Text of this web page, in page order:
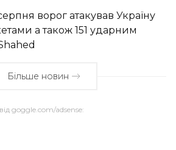
ворог атакував Україну
а також 151 ударним
Більше новин
goggle.com/adsense: